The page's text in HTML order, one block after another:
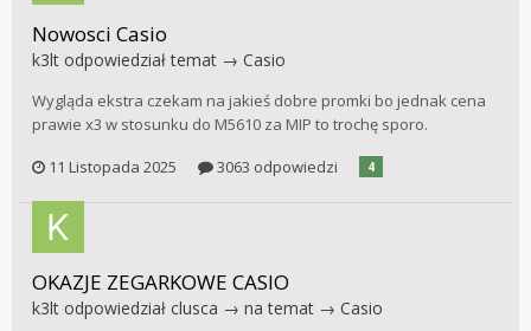
Nowosci Casio
k3lt odpowiedział temat → Casio
Wygląda ekstra czekam na jakieś dobre promki bo jednak cena
prawie x3 w stosunku do M5610 za MIP to trochę sporo.
11 Listopada 2025
3063 odpowiedzi 4
OKAZJE ZEGARKOWE CASIO
k3lt odpowiedział clusca → na temat → Casio